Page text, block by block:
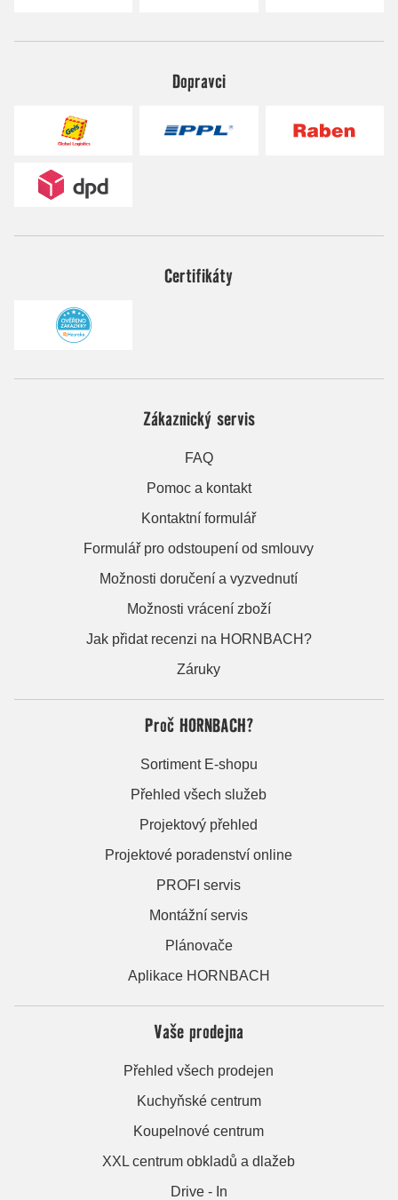
Dopravci
Certifikáty
Zákaznický servis
FAQ
Pomoc a kontakt
Kontaktní formulář
Formulář pro odstoupení od smlouvy
Možnosti doručení a vyzvednutí
Možnosti vrácení zboží
Jak přidat recenzi na HORNBACH?
Záruky
Proč HORNBACH?
Sortiment E-shopu
Přehled všech služeb
Projektový přehled
Projektové poradenství online
PROFI servis
Montážní servis
Plánovače
Aplikace HORNBACH
Vaše prodejna
Přehled všech prodejen
Kuchyňské centrum
Koupelnové centrum
XXL centrum obkladů a dlažeb
Drive - In